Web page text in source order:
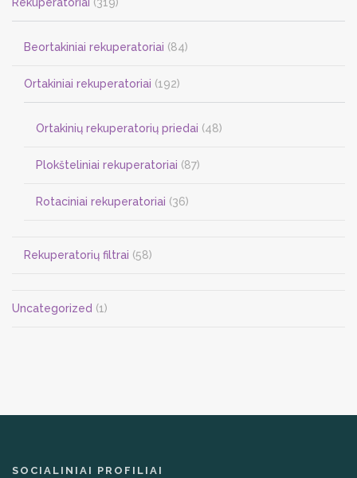
Beortakiniai rekuperatoriai (84)
Ortakiniai rekuperatoriai (192)
Ortakinių rekuperatorių priedai (48)
Plokšteliniai rekuperatoriai (87)
Rotaciniai rekuperatoriai (36)
Rekuperatorių filtrai (58)
Uncategorized (1)
SOCIALINIAI PROFILIAI